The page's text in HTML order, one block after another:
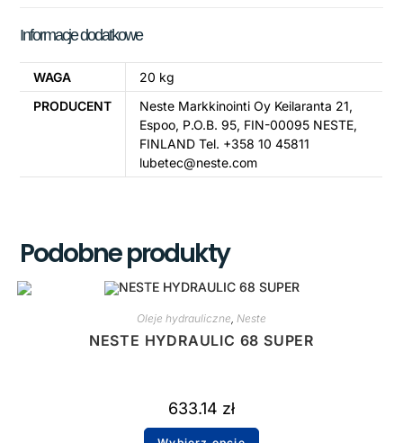
Informacje dodatkowe
WAGA
20 kg
PRODUCENT
Neste Markkinointi Oy Keilaranta 21,
Espoo, P.O.B. 95, FIN-00095 NESTE,
FINLAND Tel. +358 10 45811
lubetec@neste.com
Podobne produkty
Oleje hydrauliczne, Neste
NESTE HYDRAULIC 68 SUPER
633.14 zł